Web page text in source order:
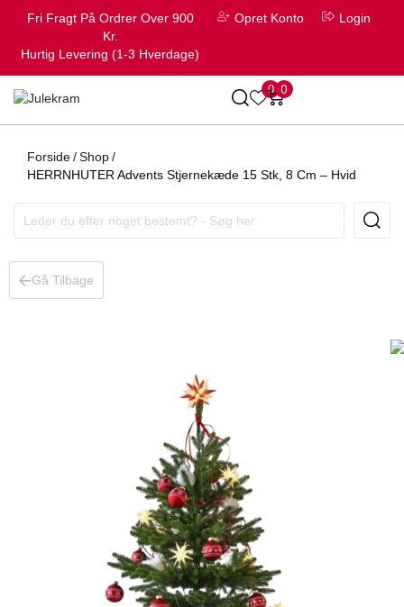
Fri Fragt På Ordrer Over 900
Kr.
Hurtig Levering (1-3 Hverdage)
Opret Konto Login
0 0
Forside/Shop/
HERRNHUTER Advents Stjernekæde 15 Stk, 8 Cm – Hvid
Gå Tilbage